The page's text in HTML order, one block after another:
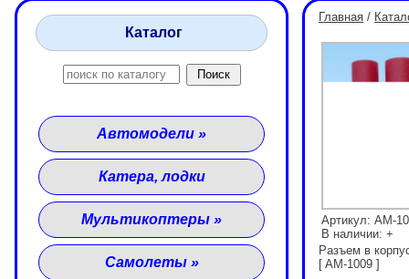
Каталог
Автомодели »
Катера, лодки
Мультикоптеры »
Самолеты»
Главная /
Артикул: AM-
В наличии: +
Разъем в
[ AM-1009 ]